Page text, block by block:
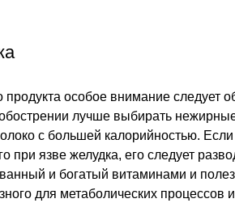
продукта особое внимание следует
лучше выбирать
с большей калорийностью.
при язве желудка, его следует
и богатый витаминами и
для метаболических процессов